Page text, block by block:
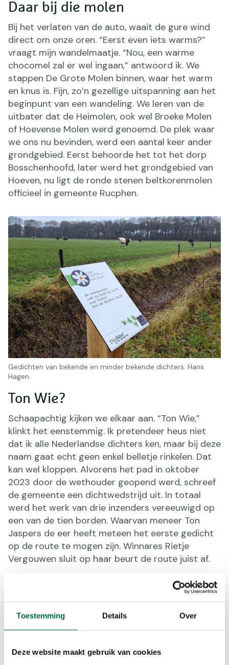
Toestemming Details Over
Deze website maakt gebruik van cookies
Daar bij die molen
Bij het verlaten van de auto, waait de gure wind
direct om onze oren. “Eerst even iets warms?”
vraagt mijn wandelmaatje. “Nou, een warme
chocomel zal er wel ingaan,” antwoord ik. We
stappen De Grote Molen binnen, waar het warm
en knus is. Fijn, zo’n gezellige uitspanning aan het
beginpunt van een wandeling. We leren van de
uitbater dat de Heimolen, ook wel Broeke Molen
of Hoevense Molen werd genoemd. De plek waar
we ons nu bevinden, werd een aantal keer ander
grondgebied. Eerst behoorde het tot het dorp
Bosschenhoofd, later werd het grondgebied van
Hoeven, nu ligt de ronde stenen beltkorenmolen
officieel in gemeente Rucphen.
Gedichten van bekende en minder bekende dichters: Hans
Hagen.
Ton Wie?
Schaapachtig kijken we elkaar aan. “Ton Wie,”
klinkt het eenstemmig. Ik pretendeer heus niet
dat ik alle Nederlandse dichters ken, maar bij deze
naam gaat echt geen enkel belletje rinkelen. Dat
kan wel kloppen. Alvorens het pad in oktober
2023 door de wethouder geopend werd, schreef
de gemeente een dichtwedstrijd uit. In totaal
werd het werk van drie inzenders vereeuwigd op
een van de tien borden. Waarvan meneer Ton
Jaspers de eer heeft meteen het eerste gedicht
op de route te mogen zijn. Winnares Rietje
Vergouwen sluit op haar beurt de route juist af.
Wat staan die daar te doen? – hoor je een van de
koeien in de wei bijna denken. Meewarig schudt
Hans Hagen op ons in laten werken. “Jammer, dat